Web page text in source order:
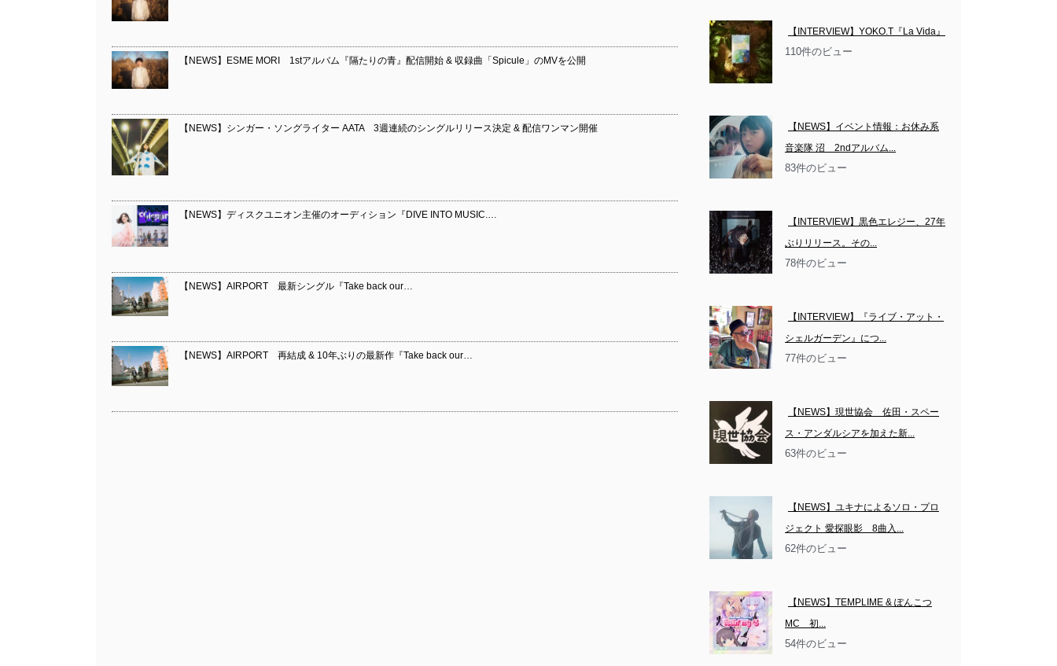
【NEWS】ESME MORI 1stアルバム『隔たりの青』配信開始 & 収録曲「Spicule」のMVを公開
【NEWS】シンガー・ソングライター AATA 3週連続のシングルリリース決定 & 配信ワンマン開催
【NEWS】ディスクユニオン主催のオーディション『DIVE INTO MUSIC.…
【NEWS】AIRPORT 最新シングル『Take back our…
【NEWS】AIRPORT 再結成 & 10年ぶりの最新作『Take back our…
【INTERVIEW】YOKO.T『La Vida』
110件のビュー
【NEWS】イベント情報：お休み系
音楽隊 沼　2ndアルバム...
83件のビュー
【INTERVIEW】黒色エレジー、27年
ぶりリリース。その...
78件のビュー
【INTERVIEW】『ライブ・アット・
シェルガーデン』につ...
77件のビュー
【NEWS】現世協会　佐田・スペー
ス・アンダルシアを加えた新...
63件のビュー
【NEWS】ユキナによるソロ・プロ
ジェクト 愛探眼影　8曲入...
62件のビュー
【NEWS】TEMPLIME & ぽんこつ
MC　初...
54件のビュー